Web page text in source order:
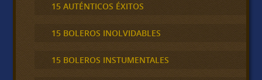
15 AUTÉNTICOS ÉXITOS
15 BOLEROS INOLVIDABLES
15 BOLEROS INSTUMENTALES